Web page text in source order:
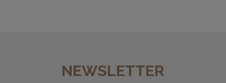
NEWSLETTER